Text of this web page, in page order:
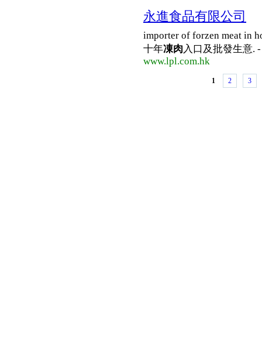
永進食品有限公司
importer of forzen meat in
十年凍肉入口及批發生意.
www.lpl.com.hk
1 2 3